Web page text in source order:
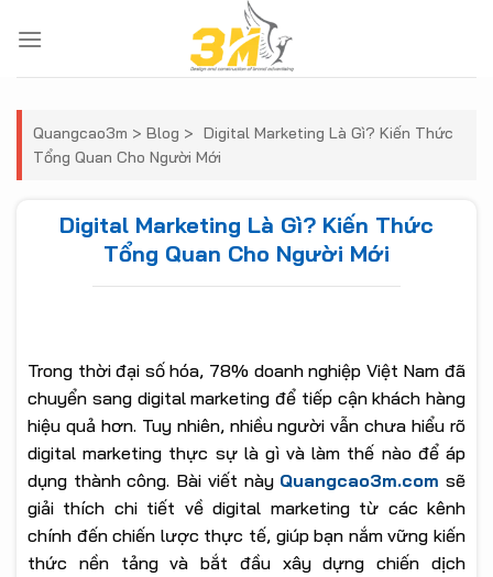
Quangcao3m > Blog > Digital Marketing Là Gì? Kiến Thức
Tổng Quan Cho Người Mới
Digital Marketing Là Gì? Kiến Thức
Tổng Quan Cho Người Mới
Trong thời đại số hóa, 78% doanh nghiệp Việt Nam đã
chuyển sang digital marketing để tiếp cận khách hàng
hiệu quả hơn. Tuy nhiên, nhiều người vẫn chưa hiểu rõ
digital marketing thực sự là gì và làm thế nào để áp
dụng thành công. Bài viết này Quangcao3m.com sẽ
giải thích chi tiết về digital marketing từ các kênh
chính đến chiến lược thực tế, giúp bạn nắm vững kiến
thức nền tảng và bắt đầu xây dựng chiến dịch